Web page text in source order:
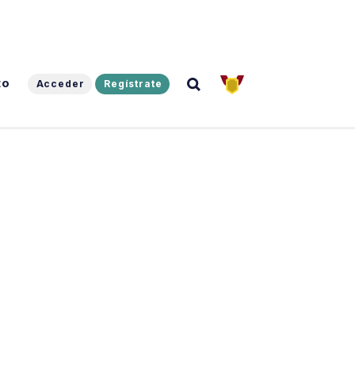
Acceder Regístrate